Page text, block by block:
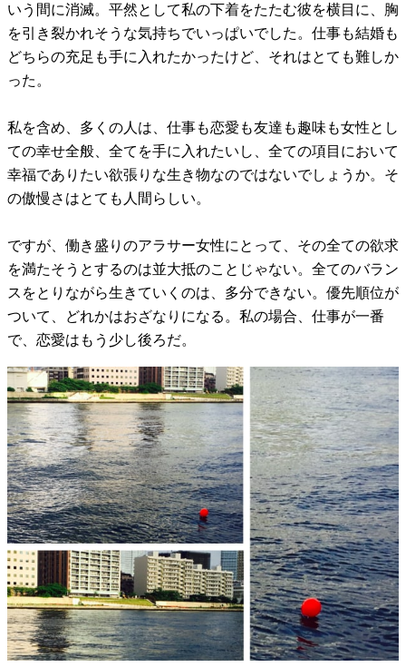
いう間に消滅。平然として私の下着をたたむ彼を横目に、胸
を引き裂かれそうな気持ちでいっぱいでした。仕事も結婚も
どちらの充足も手に入れたかったけど、それはとても難しか
った。
私を含め、多くの人は、仕事も恋愛も友達も趣味も女性とし
ての幸せ全般、全てを手に入れたいし、全ての項目において
幸福でありたい欲張りな生き物なのではないでしょうか。そ
の傲慢さはとても人間らしい。
ですが、働き盛りのアラサー女性にとって、その全ての欲求
を満たそうとするのは並大抵のことじゃない。全てのバラン
スをとりながら生きていくのは、多分できない。優先順位が
ついて、どれかはおざなりになる。私の場合、仕事が一番
で、恋愛はもう少し後ろだ。